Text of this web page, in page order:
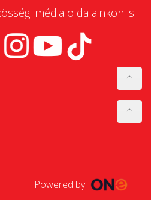
média oldalainkon is!
Powered by